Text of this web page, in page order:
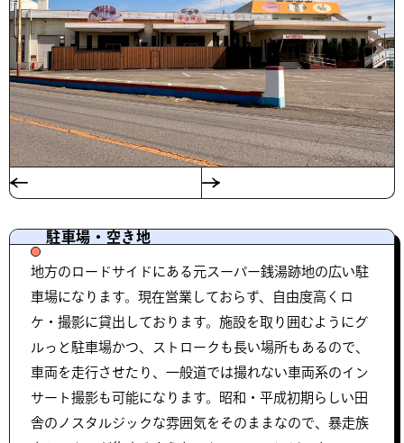
駐車場・空き地
地方のロードサイドにある元スーパー銭湯跡地の広い駐
車場になります。現在営業しておらず、自由度高くロ
ケ・撮影に貸出しております。施設を取り囲むようにグ
ルっと駐車場かつ、ストロークも長い場所もあるので、
車両を走行させたり、一般道では撮れない車両系のイン
サート撮影も可能になります。昭和・平成初期らしい田
舎のノスタルジックな雰囲気をそのままなので、暴走族